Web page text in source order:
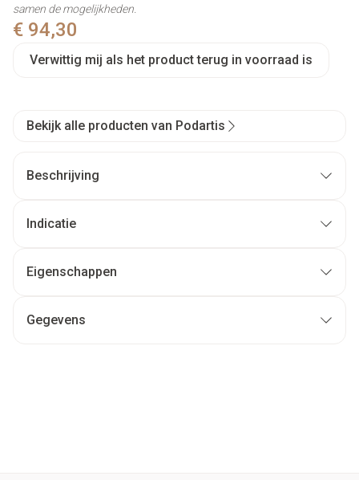
€ 94,30
Verwittig mij als het product terug in voorraad is
samen de mogelijkheden.
Bekijk alle producten van Podartis
Beschrijving
Indicatie
Eigenschappen
Gegevens